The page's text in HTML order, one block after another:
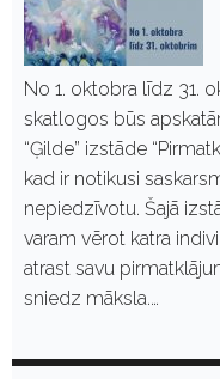
No 1. oktobra līdz 31.
skatlogos būs
“Ģilde” izstāde
kad ir notikusi
nepiedzīvotu. Šajā
varam vērot katra
atrast savu
sniedz māksla.…